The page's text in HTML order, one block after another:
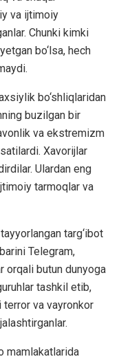
va ijtimoiy
Chunki kimki
bo‘lsa, hech
bo‘shliqlaridan
buzilgan bir
va ekstremizm
Xavorijlar
Ulardan eng
tarmoqlar va
targ‘ibot
Telegram,
orqali butun dunyoga
tashkil etib,
terror va vayronkor
mamlakatlarida